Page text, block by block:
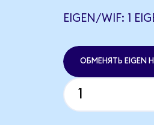
EIGEN/WIF: 1
ОБМЕНЯТЬ EIGEN